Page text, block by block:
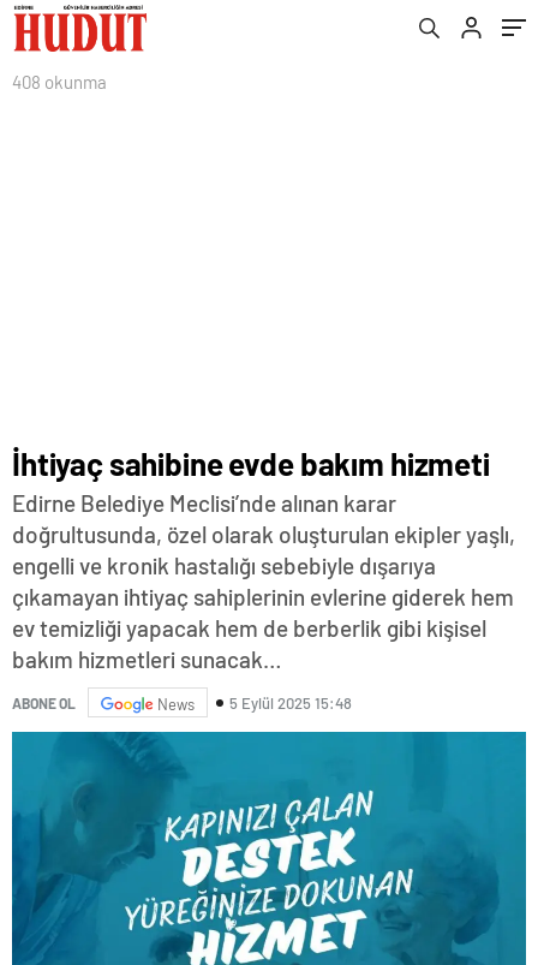
408 okunma
İhtiyaç sahibine evde bakım hizmeti
Edirne Belediye Meclisi’nde alınan karar
doğrultusunda, özel olarak oluşturulan ekipler yaşlı,
engelli ve kronik hastalığı sebebiyle dışarıya
çıkamayan ihtiyaç sahiplerinin evlerine giderek hem
ev temizliği yapacak hem de berberlik gibi kişisel
bakım hizmetleri sunacak…
ABONE OL News 5 Eylül 2025 15:48